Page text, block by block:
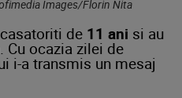
Images/Florin Nita
de 11 ani si au
Cu ocazia zilei de
i-a transmis un mesaj